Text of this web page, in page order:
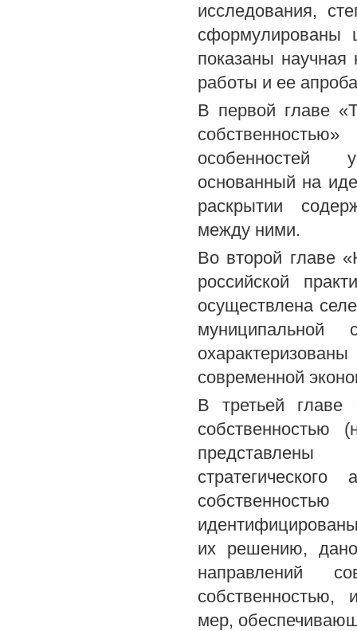
исследования,
сформулированы
показаны научная
работы и ее
В первой главе
особенностей
основанный на
раскрытии
между ними.
Во второй главе
российской
осуществлена
муниципальной
современной
В третьей главе
собственностью
представлены
их решению,
направлений
собственностью,
мер,